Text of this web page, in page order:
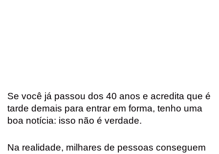
Se você já passou dos 40 anos e acredita que é
tarde demais para entrar em forma, tenho uma
boa notícia: isso não é verdade.
Na realidade, milhares de pessoas conseguem